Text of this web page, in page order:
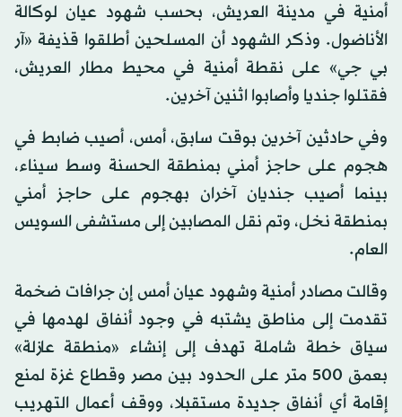
أمنية في مدينة العريش، بحسب شهود عيان لوكالة
الأناضول. وذكر الشهود أن المسلحين أطلقوا قذيفة «آر
بي جي» على نقطة أمنية في محيط مطار العريش،
فقتلوا جنديا وأصابوا اثنين آخرين.
وفي حادثين آخرين بوقت سابق، أمس، أصيب ضابط في
هجوم على حاجز أمني بمنطقة الحسنة وسط سيناء،
بينما أصيب جنديان آخران بهجوم على حاجز أمني
بمنطقة نخل، وتم نقل المصابين إلى مستشفى السويس
العام.
وقالت مصادر أمنية وشهود عيان أمس إن جرافات ضخمة
تقدمت إلى مناطق يشتبه في وجود أنفاق لهدمها في
سياق خطة شاملة تهدف إلى إنشاء «منطقة عازلة»
بعمق 500 متر على الحدود بين مصر وقطاع غزة لمنع
إقامة أي أنفاق جديدة مستقبلا، ووقف أعمال التهريب